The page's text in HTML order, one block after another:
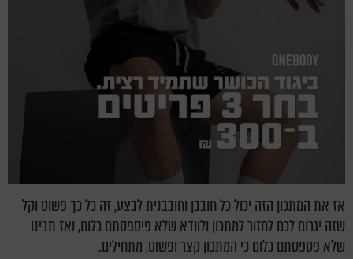
אז את המתכון הזה יכול כל חובבן וחובבנית לבצע, זה כל כך פשוט וקל
שזה יגרום לכם לחזור למתכון ולוודא שלא פיספסתם כלום, ואז תבינו
שלא פספסתם כלום כי המתכון קצר ופשוט, מתחילים.